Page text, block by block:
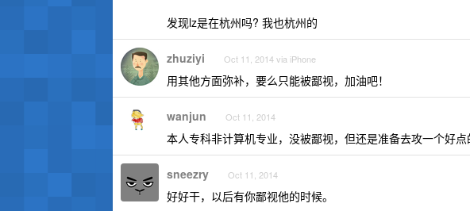
发现lz是在杭州吗? 我也杭州的
zhuziyi Oct 11, 2014 via iPhone
用其他方面弥补，要么只能被鄙视，加油吧！
wanjun Oct 11, 2014
本人专科非计算机专业，没被鄙视，但还是准备去攻一个好
sneezry Oct 11, 2014
好好干，以后有你鄙视他的时候。